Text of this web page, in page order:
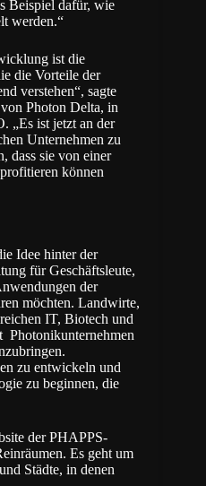
Beispiel dafür, wie
werden.“
ist die
die Vorteile der
verstehen“, sagte
Photon Delta, in
„Es ist jetzt an der
Unternehmen zu
dass sie von einer
können
Idee hinter der
für Geschäftsleute,
der
möchten. Landwirte,
IT, Biotech und
Photonikunternehmen
zu entwickeln und
zu beginnen, die
der PHAPPS-
Es geht um
Städte, in denen